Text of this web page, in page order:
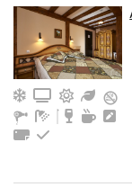
Légkondicionálás
TV Erkély/Kert
Fürdőszoba
Minibar
Törölközők